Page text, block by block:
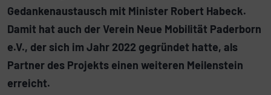
Gedankenaustausch mit Minister Robert Habeck.
Damit hat auch der Verein Neue Mobilität Paderborn
e.V., der sich im Jahr 2022 gegründet hatte, als
Partner des Projekts einen weiteren Meilenstein
erreicht.